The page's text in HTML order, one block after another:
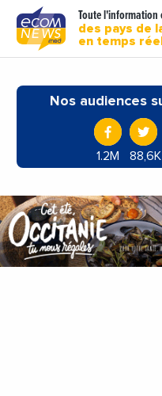
Toute l'information
des pays de
en temps réel
Nos audiences
1.2M 88,6K